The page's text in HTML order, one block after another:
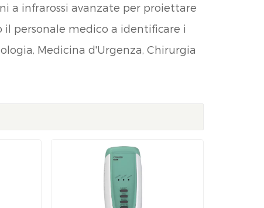
a infrarossi avanzate per proiettare
personale medico a identificare i
Medicina d'Urgenza, Chirurgia